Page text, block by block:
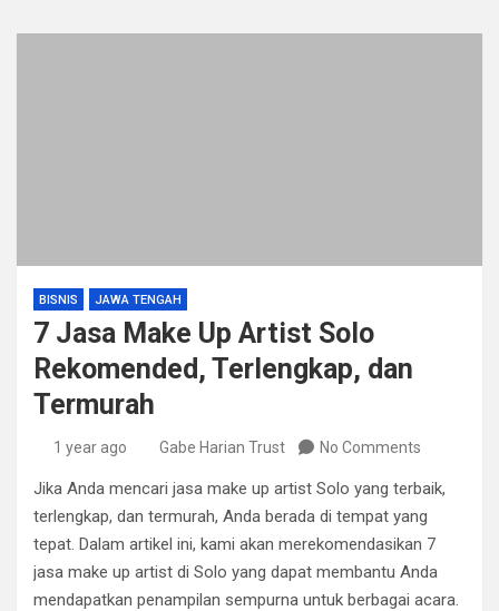
BISNIS JAWA TENGAH
7 Jasa Make Up Artist Solo
Rekomended, Terlengkap, dan
Termurah
1 year ago Gabe Harian Trust No Comments
Jika Anda mencari jasa make up artist Solo yang terbaik,
terlengkap, dan termurah, Anda berada di tempat yang
tepat. Dalam artikel ini, kami akan merekomendasikan 7
jasa make up artist di Solo yang dapat membantu Anda
mendapatkan penampilan sempurna untuk berbagai acara.